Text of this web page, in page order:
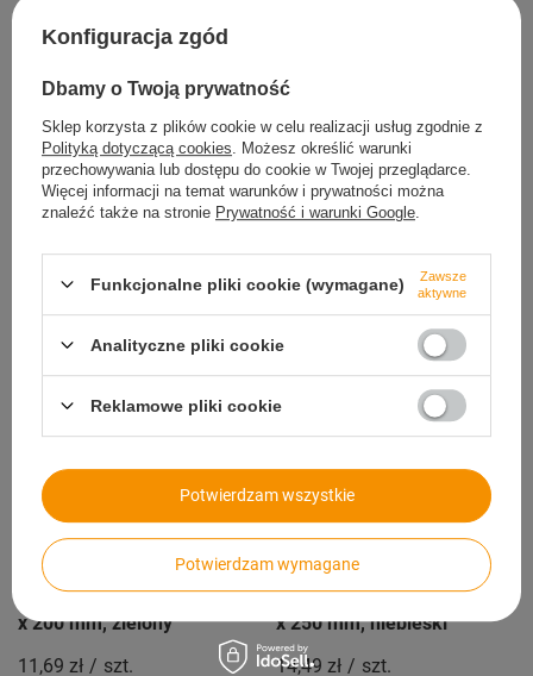
Opaski zaciskowe Opaski
kablowe Tretytki - UV 2,5
x 100 mm, MIX 8 kolorów
28,19 zł
/ szt.
Opaski zaciskowe Opaski
Kablowe Tretytka UV 2,5
x 100 mm, biały
2,89 zł / szt.
Opaski zaciskowe Opaski
kablowe Tretytki - UV 3,6
x 200 mm, zielony
11,69 zł / szt.
Opaski zaciskowe Opaski
kablowe Tretytki - UV 3,6
x 250 mm, niebieski
14,49 zł / szt.
Konfiguracja zgód
Dbamy o Twoją prywatność
Sklep korzysta z plików cookie w celu realizacji usług zgodnie z
Polityką dotyczącą cookies . Możesz określić warunki
przechowywania lub dostępu do cookie w Twojej przeglądarce.
Więcej informacji na temat warunków i prywatności można
znaleźć także na stronie Prywatność i warunki Google
Funkcjonalne pliki cookie (wymagane)
Zawsze
aktywne
Analityczne pliki cookie
Reklamowe pliki cookie
Potwierdzam wymagane
Potwierdzam wszystkie